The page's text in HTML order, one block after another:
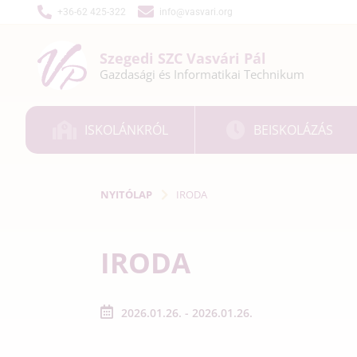
+36-62 425-322 info@vasvari.org
Szegedi SZC Vasvári Pál
Gazdasági és Informatikai Technikum
ISKOLÁNKRÓL BEISKOLÁZÁS
NYITÓLAP IRODA
IRODA
2026.01.26. - 2026.01.26.